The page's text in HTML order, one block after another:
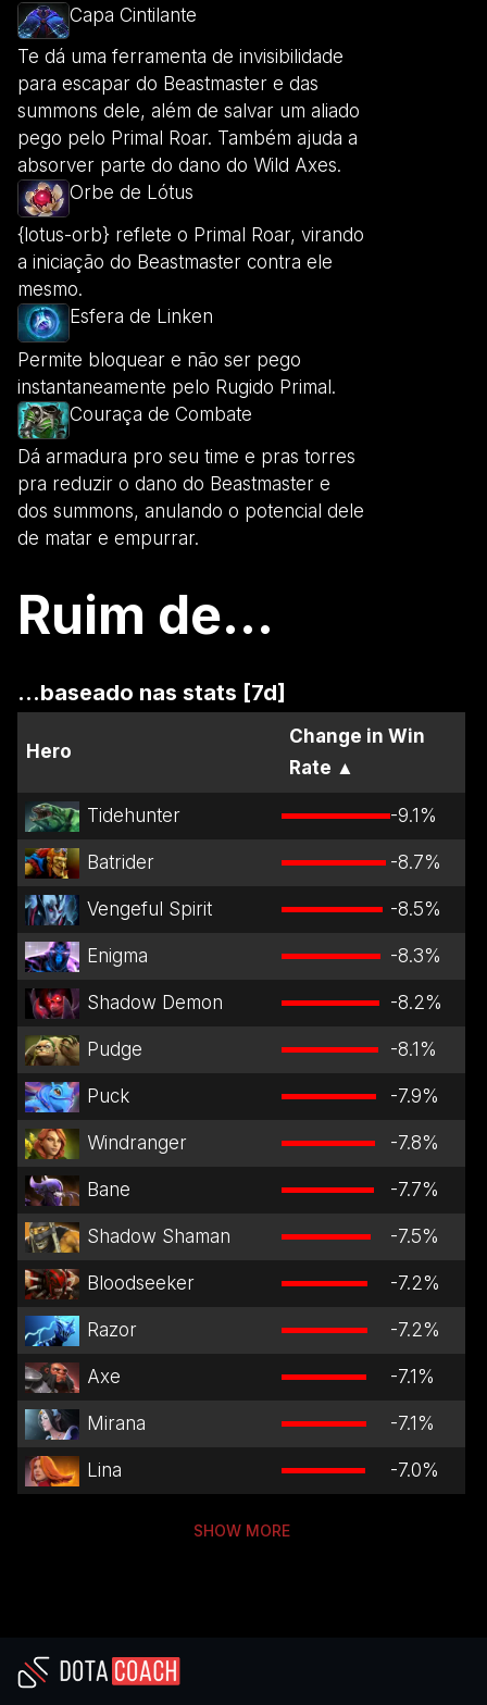
Capa Cintilante
Te dá uma ferramenta de invisibilidade
para escapar do Beastmaster e das
summons dele, além de salvar um aliado
pego pelo Primal Roar. Também ajuda a
absorver parte do dano do Wild Axes.
Orbe de Lótus
{lotus-orb} reflete o Primal Roar, virando
a iniciação do Beastmaster contra ele
mesmo.
Esfera de Linken
Permite bloquear e não ser pego
instantaneamente pelo Rugido Primal.
Couraça de Combate
Dá armadura pro seu time e pras torres
pra reduzir o dano do Beastmaster e
dos summons, anulando o potencial dele
de matar e empurrar.
Ruim de...
...baseado nas stats [7d]
Hero
Change in Win
Rate ▲
Tidehunter -9.1 %
Batrider -8.7%
Vengeful Spirit -8.5%
Enigma -8.3%
Shadow Demon -8.2%
Pudge -8.1 %
Puck -7.9%
Windranger -7.8%
Bane -7.7%
Shadow Shaman -7.5%
Bloodseeker -7.2%
Razor -7.2%
Axe -7.1 %
Mirana -7.1 %
Lina -7.0%
SHOW MORE